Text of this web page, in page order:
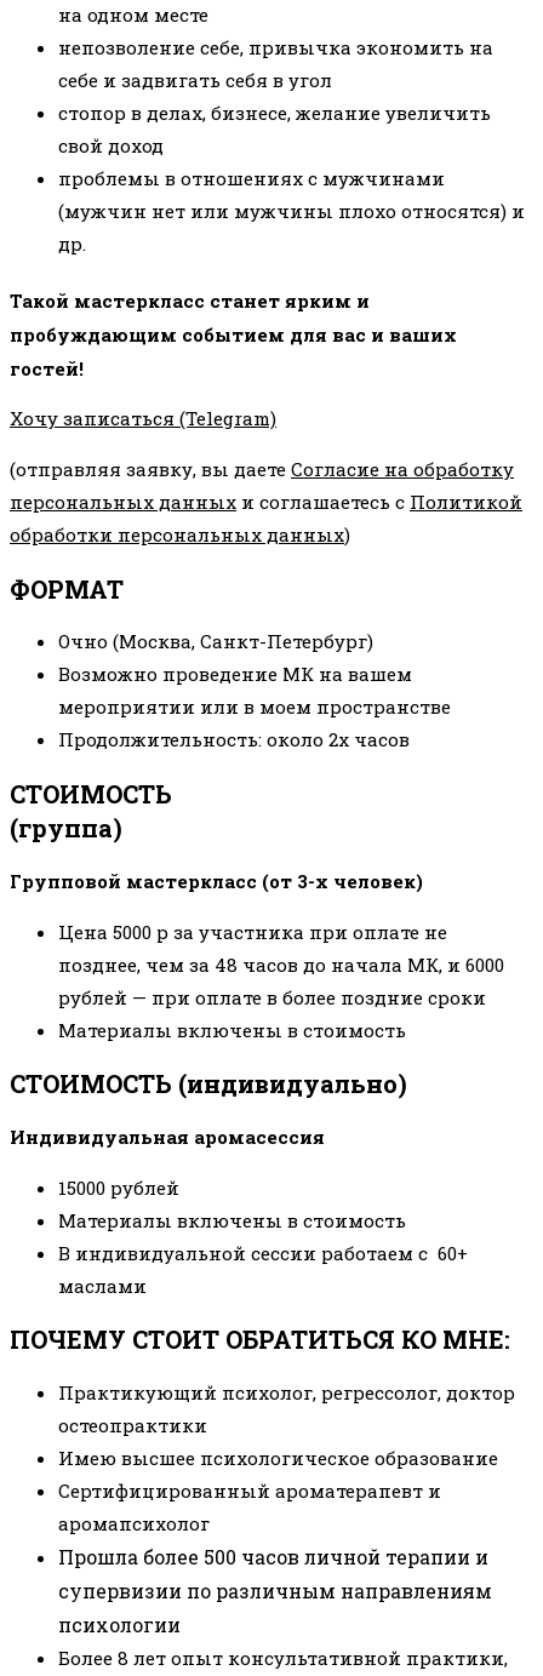
на одном месте
непозволение себе, привычка экономить на
себе и задвигать себя в угол
стопор в делах, бизнесе, желание увеличить
свой доход
проблемы в отношениях с мужчинами
(мужчин нет или мужчины плохо относятся) и
др.
Такой мастеркласс станет ярким и
пробуждающим событием для вас и ваших
гостей!
Хочу записаться (Telegram)
(отправляя заявку, вы даете Согласие на обработку
персональных данных и соглашаетесь с Политикой
обработки персональных данных)
ФОРМАТ
Очно (Москва, Санкт-Петербург)
Возможно проведение МК на вашем
мероприятии или в моем пространстве
Продолжительность: около 2х часов
СТОИМОСТЬ
(группа)
Групповой мастеркласс (от 3-х человек)
Цена 5000 р за участника при оплате не
позднее, чем за 48 часов до начала МК, и 6000
рублей — при оплате в более поздние сроки
Материалы включены в стоимость
СТОИМОСТЬ (индивидуально)
Индивидуальная аромасессия
15000 рублей
Материалы включены в стоимость
В индивидуальной сессии работаем с 60+
маслами
ПОЧЕМУ СТОИТ ОБРАТИТЬСЯ КО МНЕ:
Практикующий психолог, регрессолог, доктор
остеопрактики
Имею высшее психологическое образование
Сертифицированный ароматерапевт и
аромапсихолог
Прошла более 500 часов личной терапии и
супервизии по различным направлениям
психологии
Более 8 лет опыт консультативной практики,